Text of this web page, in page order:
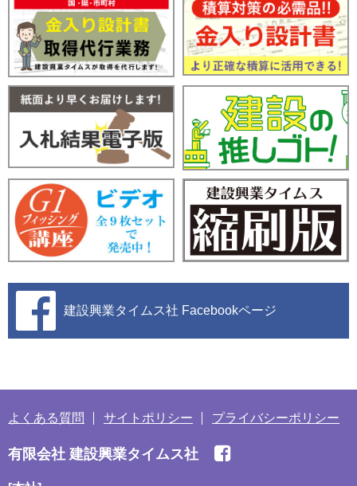
建設興業タイムス社 Facebookページ
よくある質問 サイトポリシー プライバシーポリシー
有限会社 建設興業タイムス社